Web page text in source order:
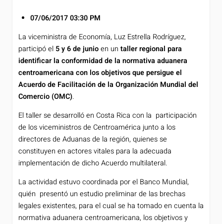
07/06/201703:30 PM
La viceministra de Economía, Luz Estrella Rodríguez,
participó el 5 y 6 de junioen un taller regional para
identificar la conformidad de la normativa aduanera
centroamericana con los objetivos que persigue el
Acuerdo de Facilitación de la Organización Mundial del
Comercio (OMC).
El taller se desarrolló en Costa Rica con la participación
de los viceministros de Centroamérica junto a los
directores de Aduanas de la región, quienes se
constituyen en actores vitales para la adecuada
implementación de dicho Acuerdo multilateral.
La actividad estuvo coordinada por el Banco Mundial,
quién presentó un estudio preliminar de las brechas
legales existentes, para el cual se ha tomado en cuenta la
normativa aduanera centroamericana, los objetivos y